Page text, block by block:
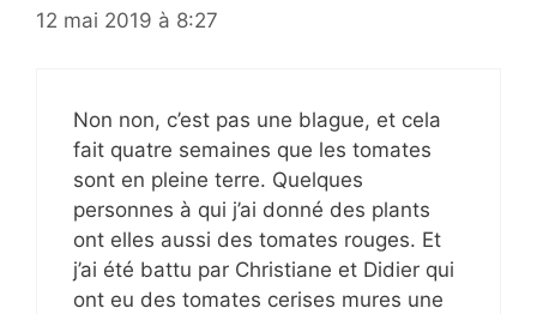
12 mai 2019 à 8:27
Non non, c’est pas une blague, et cela
fait quatre semaines que les tomates
sont en pleine terre. Quelques
personnes à qui j’ai donné des plants
ont elles aussi des tomates rouges. Et
j’ai été battu par Christiane et Didier qui
ont eu des tomates cerises mures une